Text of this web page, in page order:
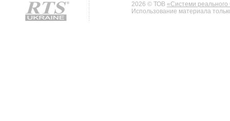
2026 © ТОВ «Системи реального
Использование материала